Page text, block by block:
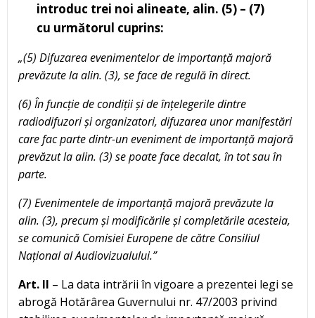
introduc trei noi alineate, alin. (5) – (7)
cu următorul cuprins:
„(5) Difuzarea evenimentelor de importanță majoră
prevăzute la alin. (3), se face de regulă în direct.
(6) În funcție de condiții și de înțelegerile dintre
radiodifuzori și organizatori, difuzarea unor manifestări
care fac parte dintr-un eveniment de importanță majoră
prevăzut la alin. (3) se poate face decalat, în tot sau în
parte.
(7) Evenimentele de importanță majoră prevăzute la
alin. (3), precum și modificările și completările acesteia,
se comunică Comisiei Europene de către Consiliul
Național al Audiovizualului.”
Art. II – La data intrării în vigoare a prezentei legi se
abrogă Hotărârea Guvernului nr. 47/2003 privind